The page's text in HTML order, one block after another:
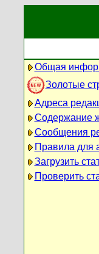
Общая
Золотые
Адреса
Содержание
Сообщения
Правила для
Загрузить
Проверить